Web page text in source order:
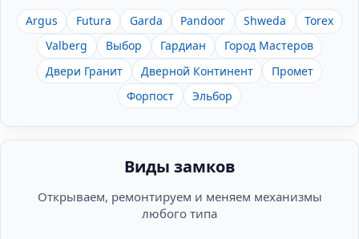
Argus Futura Garda Pandoor Shweda
Torex
Valberg
Выбор Гардиан
Город Мастеров
Двери Гранит
Дверной Континент
Промет
Форпост
Эльбор
Виды замков
Открываем, ремонтируем и меняем механизмы
любого типа